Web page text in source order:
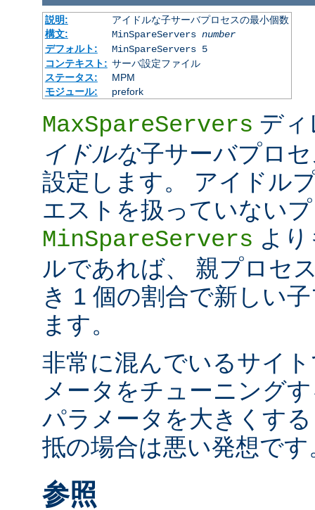
説明:
アイドルな子サーバプロセスの最小個数
構文:
MinSpareServers number
デフォルト:
MinSpareServers 5
コンテキスト: サーバ設定ファイル
ステータス:
MPM
モジュール:
prefork
MaxSpareServers デ
イドルな子サーバプロ
設定します。 アイドル
エストを扱っていない
MinSpareServers よ
ルであれば、 親プロセ
き 1 個の割合で新しい
ます。
非常に混んでいるサイ
メータをチューニング
パラメータを大きくす
抵の場合は悪い発想です
参照